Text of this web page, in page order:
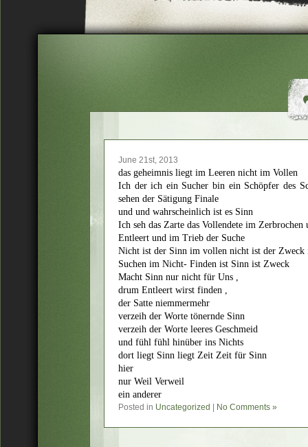
June 21st, 2013
das geheimnis liegt im Leeren nicht im Vollen
Ich der ich ein Sucher bin ein Schöpfer des
sehen der Sätigung Finale
und und wahrscheinlich ist es Sinn
Ich seh das Zarte das Vollendete im Zerbrochen
Entleert und im Trieb der Suche
Nicht ist der Sinn im vollen nicht ist der Zweck
Suchen im Nicht- Finden ist Sinn ist Zweck
Macht Sinn nur nicht für Uns ,
drum Entleert wirst finden ,
der Satte niemmermehr
verzeih der Worte tönernde Sinn
verzeih der Worte leeres Geschmeid
und fühl fühl hinüber ins Nichts
dort liegt Sinn liegt Zeit Zeit für Sinn
hier
nur Weil Verweil
ein anderer
Posted in Uncategorized No Comments »